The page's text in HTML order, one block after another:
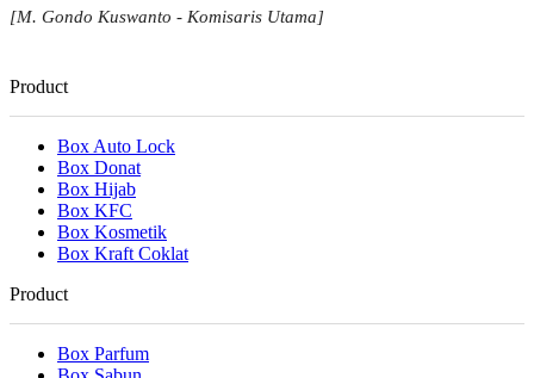
[M. Gondo Kuswanto - Komisaris Utama]
Product
Box Auto Lock
Box Donat
Box Hijab
Box KFC
Box Kosmetik
Box Kraft Coklat
Product
Box Parfum